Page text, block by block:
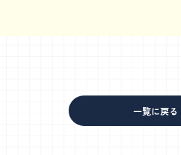
一覧に戻る